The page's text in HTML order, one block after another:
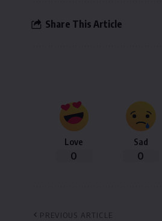
Share This Article
Love
0
Sad
0
PREVIOUS ARTICLE